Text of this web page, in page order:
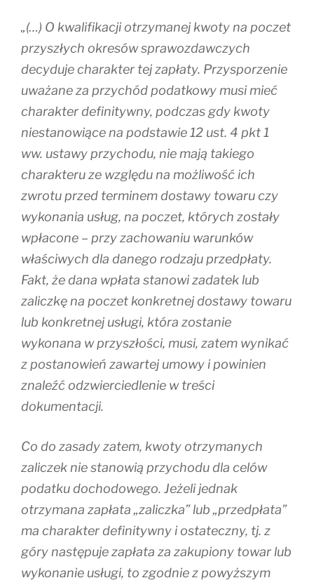
„(…) O kwalifikacji otrzymanej kwoty na poczet
przyszłych okresów sprawozdawczych
decyduje charakter tej zapłaty. Przysporzenie
uważane za przychód podatkowy musi mieć
charakter definitywny, podczas gdy kwoty
niestanowiące na podstawie 12 ust. 4 pkt 1
ww. ustawy przychodu, nie mają takiego
charakteru ze względu na możliwość ich
zwrotu przed terminem dostawy towaru czy
wykonania usług, na poczet, których zostały
wpłacone – przy zachowaniu warunków
właściwych dla danego rodzaju przedpłaty.
Fakt, że dana wpłata stanowi zadatek lub
zaliczkę na poczet konkretnej dostawy towaru
lub konkretnej usługi, która zostanie
wykonana w przyszłości, musi, zatem wynikać
z postanowień zawartej umowy i powinien
znaleźć odzwierciedlenie w treści
dokumentacji.
Co do zasady zatem, kwoty otrzymanych
zaliczek nie stanowią przychodu dla celów
podatku dochodowego. Jeżeli jednak
otrzymana zapłata „zaliczka” lub „przedpłata”
ma charakter definitywny i ostateczny, tj. z
góry następuje zapłata za zakupiony towar lub
wykonanie usługi, to zgodnie z powyższym